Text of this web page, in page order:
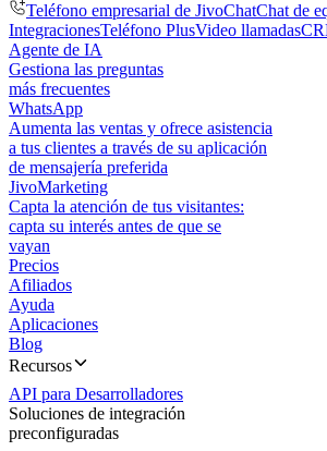
Teléfono empresarial de JivoChatChat de
IntegracionesTeléfono PlusVideo llamadas
Agente de IA
Gestiona las preguntas
más frecuentes
WhatsApp
Aumenta las ventas y ofrece asistencia
a tus clientes a través de su aplicación
de mensajería preferida
JivoMarketing
Capta la atención de tus visitantes:
capta su interés antes de que se
vayan
Precios
Afiliados
Ayuda
Aplicaciones
Blog
Recursos
API para Desarrolladores
Soluciones de integración
preconfiguradas